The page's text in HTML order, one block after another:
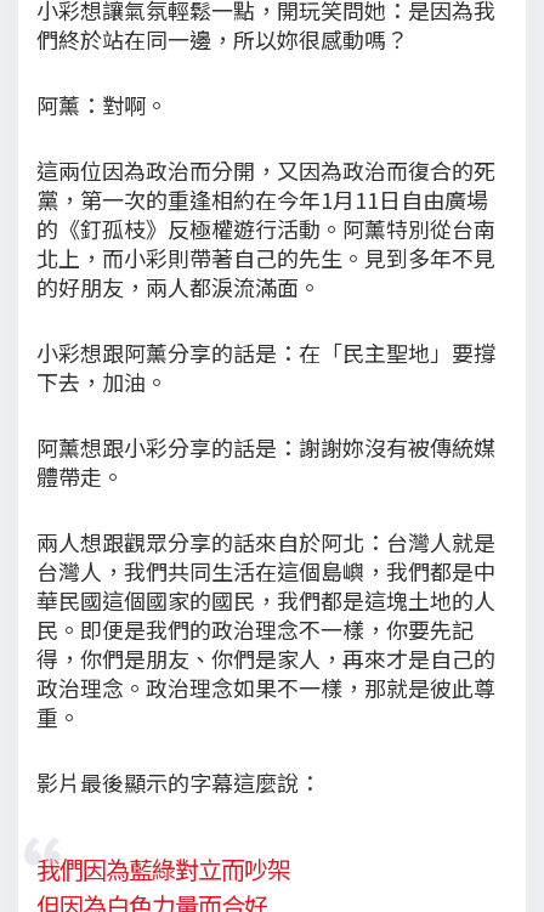
小彩想讓氣氛輕鬆一點，開玩笑問她：是因為我
們終於站在同一邊，所以妳很感動嗎？
阿薰：對啊。
這兩位因為政治而分開，又因為政治而復合的死
黨，第一次的重逢相約在今年1月11日自由廣場
的《釘孤枝》反極權遊行活動。阿薰特別從台南
北上，而小彩則帶著自己的先生。見到多年不見
的好朋友，兩人都淚流滿面。
小彩想跟阿薰分享的話是：在「民主聖地」要撐
下去，加油。
阿薰想跟小彩分享的話是：謝謝妳沒有被傳統媒
體帶走。
兩人想跟觀眾分享的話來自於阿北：台灣人就是
台灣人，我們共同生活在這個島嶼，我們都是中
華民國這個國家的國民，我們都是這塊土地的人
民。即便是我們的政治理念不一樣，你要先記
得，你們是朋友、你們是家人，再來才是自己的
政治理念。政治理念如果不一樣，那就是彼此尊
重。
影片最後顯示的字幕這麼說：
我們因為藍綠對立而吵架
但因為白色力量而合好